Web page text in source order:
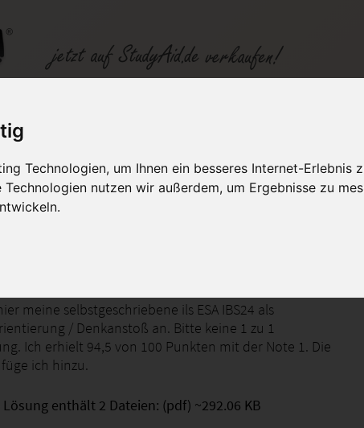
Technologien, um Ihnen ein besseres Internet-Erlebnis
nutzen wir außerdem, um Ergebnisse zu
Kategorien Studiengänge /
meine selbstgeschriebene ils ESA IBS24 als
/ Denkanstoß an. Bitte keine 1 zu 1
Ich erhielt 94,5 von 100 Punkten mit der Note 1. Die
ich hinzu.
Lösung enthält 2 Dateien: (pdf) ~292.06 KB